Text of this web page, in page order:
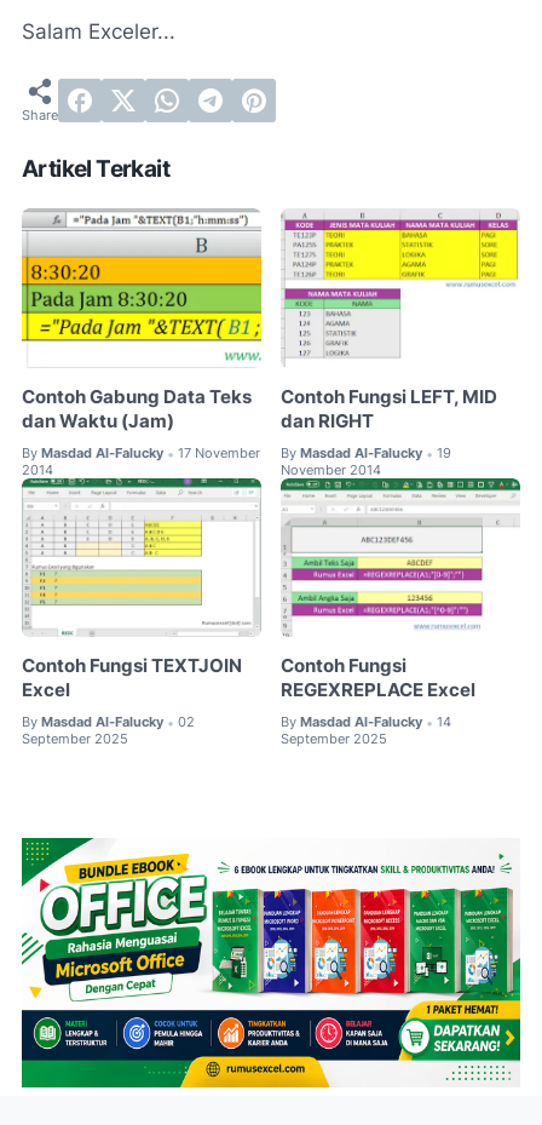
Salam Exceler...
Artikel Terkait
Contoh Gabung Data Teks
dan Waktu (Jam)
By Masdad Al-Falucky • 17 November
2014
Contoh Fungsi LEFT, MID
dan RIGHT
By Masdad Al-Falucky • 19
November 2014
Contoh Fungsi TEXTJOIN
Excel
By Masdad Al-Falucky • 02
September 2025
Contoh Fungsi
REGEXREPLACE Excel
By Masdad Al-Falucky • 14
September 2025